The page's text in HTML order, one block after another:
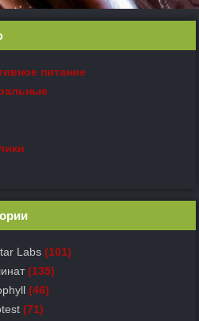
питание
Labs (101)
(135)
(46)
(71)